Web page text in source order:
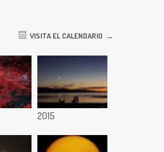
VISITA EL CALENDARIO
2015